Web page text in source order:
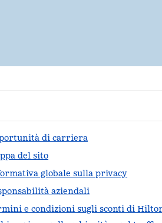
di carriera
del sito
globale sulla privacy
aziendali
e condizioni sugli sconti di